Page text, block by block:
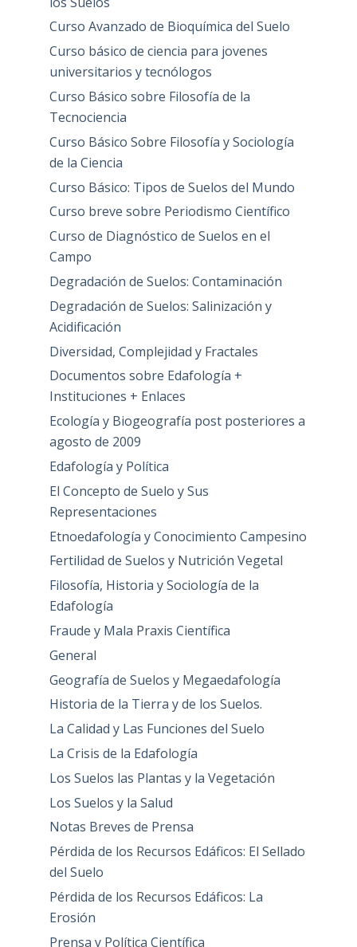
Curso Avanzado de Bioquímica del Suelo
Curso básico de ciencia para jovenes
universitarios y tecnólogos
Curso Básico sobre Filosofía de la
Tecnociencia
Curso Básico Sobre Filosofía y Sociología
de la Ciencia
Curso Básico: Tipos de Suelos del Mundo
Curso breve sobre Periodismo Científico
Curso de Diagnóstico de Suelos en el
Campo
Degradación de Suelos: Contaminación
Degradación de Suelos: Salinización y
Acidificación
Diversidad, Complejidad y Fractales
Documentos sobre Edafología +
Instituciones + Enlaces
Ecología y Biogeografía post posteriores a
agosto de 2009
Edafología y Política
El Concepto de Suelo y Sus
Representaciones
Etnoedafología y Conocimiento Campesino
Fertilidad de Suelos y Nutrición Vegetal
Filosofía, Historia y Sociología de la
Edafología
Fraude y Mala Praxis Científica
General
Geografía de Suelos y Megaedafología
Historia de la Tierra y de los Suelos.
La Calidad y Las Funciones del Suelo
La Crisis de la Edafología
Los Suelos las Plantas y la Vegetación
Los Suelos y la Salud
Notas Breves de Prensa
Pérdida de los Recursos Edáficos: El Sellado
del Suelo
Pérdida de los Recursos Edáficos: La
Erosión
Prensa y Política Científica